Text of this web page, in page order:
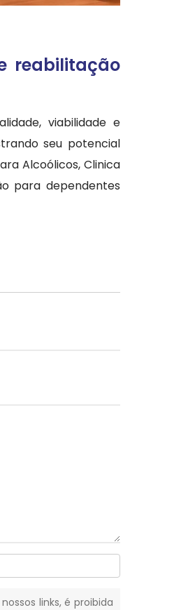
reabilitação
viabilidade e
seu potencial
Alcoólicos, Clinica
para dependentes
links, é proibida